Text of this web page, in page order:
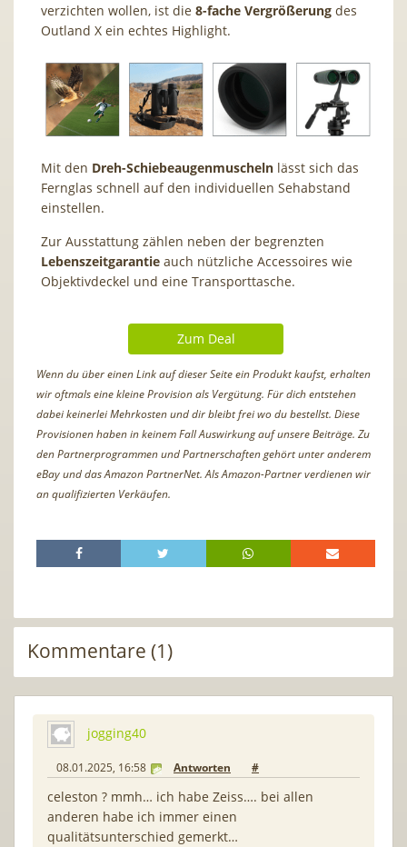
verzichten wollen, ist die 8-fache Vergrößerung des
Outland X ein echtes Highlight.
Mit den Dreh-Schiebeaugenmuscheln lässt sich das
Fernglas schnell auf den individuellen Sehabstand
einstellen.
Zur Ausstattung zählen neben der begrenzten
Lebenszeitgarantie auch nützliche Accessoires wie
Objektivdeckel und eine Transporttasche.
Zum Deal
Wenn du über einen Link auf dieser Seite ein Produkt kaufst, erhalten
wir oftmals eine kleine Provision als Vergütung. Für dich entstehen
dabei keinerlei Mehrkosten und dir bleibt frei wo du bestellst. Diese
Provisionen haben in keinem Fall Auswirkung auf unsere Beiträge. Zu
den Partnerprogrammen und Partnerschaften gehört unter anderem
eBay und das Amazon PartnerNet. Als Amazon-Partner verdienen wir
an qualifizierten Verkäufen.
Kommentare (1)
jogging40
08.01.2025, 16:58 Antworten #
celeston ? mmh… ich habe Zeiss…. bei allen
anderen habe ich immer einen
qualitätsunterschied gemerkt…